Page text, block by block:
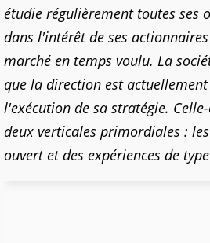
étudie régulièrement toutes ses
dans l'intérêt de ses
marché en temps voulu. La
que la direction est
l'exécution de sa stratégie.
deux verticales primordiales :
ouvert et des expériences de